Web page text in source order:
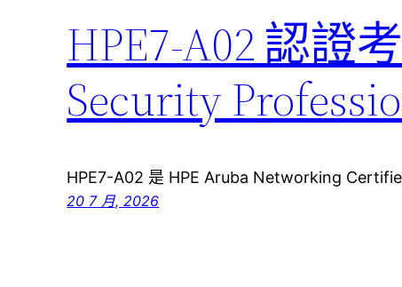
HPE7-A02 認證
Security
HPE7-A02 是 HPE Aruba Networking
20 7 月, 2026